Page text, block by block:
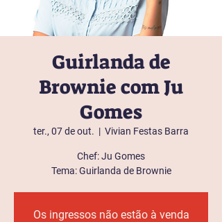
Guirlanda de
Brownie com Ju
Gomes
ter., 07 de out.
  |
Vivian Festas Barra
Chef: Ju Gomes
Tema: Guirlanda de Brownie
Os ingressos não estão à venda